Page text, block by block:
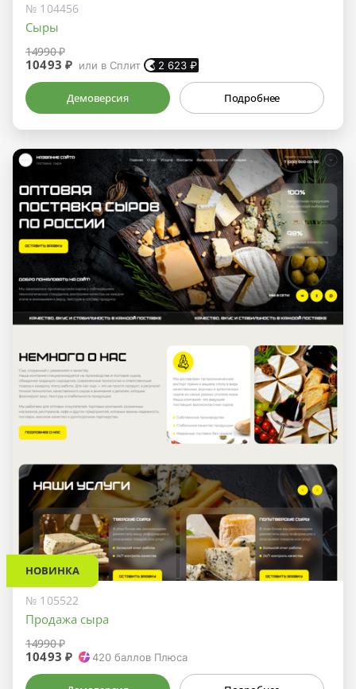
№ 104456
Сыры
14990 ₽
10493 ₽ или в Сплит 2 623 ₽
Демоверсия Подробнее
НОВИНКА
№ 105522
Продажа сыра
14990 ₽
10493 ₽ 420 баллов Плюса